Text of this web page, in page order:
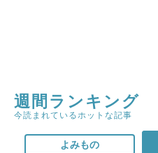
週間ランキング
今読まれているホットな記事
よみもの